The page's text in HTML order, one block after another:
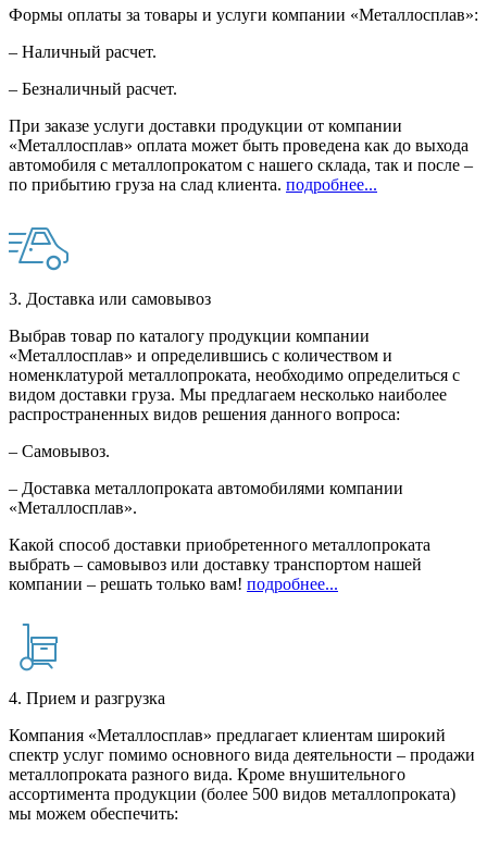
Формы оплаты за товары и услуги компании «Металлосплав»:
– Наличный расчет.
– Безналичный расчет.
При заказе услуги доставки продукции от компании
«Металлосплав» оплата может быть проведена как до выхода
автомобиля с металлопрокатом с нашего склада, так и после –
по прибытию груза на слад клиента. подробнее...
3. Доставка или самовывоз
Выбрав товар по каталогу продукции компании
«Металлосплав» и определившись с количеством и
номенклатурой металлопроката, необходимо определиться с
видом доставки груза. Мы предлагаем несколько наиболее
распространенных видов решения данного вопроса:
– Самовывоз.
– Доставка металлопроката автомобилями компании
«Металлосплав».
Какой способ доставки приобретенного металлопроката
выбрать – самовывоз или доставку транспортом нашей
компании – решать только вам! подробнее...
4. Прием и разгрузка
Компания «Металлосплав» предлагает клиентам широкий
спектр услуг помимо основного вида деятельности – продажи
металлопроката разного вида. Кроме внушительного
ассортимента продукции (более 500 видов металлопроката)
мы можем обеспечить: